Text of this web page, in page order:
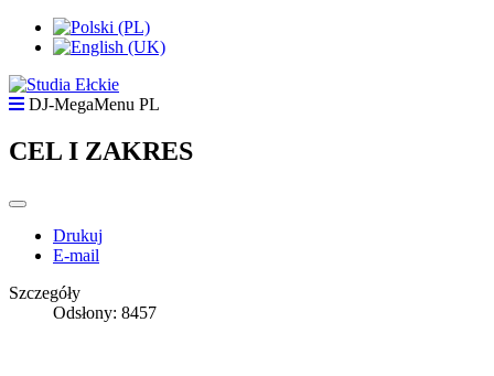
DJ-MegaMenu PL
CEL I ZAKRES
Drukuj
E-mail
Szczegóły
Odsłony: 8457